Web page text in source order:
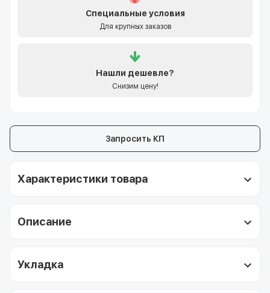
Специальные условия
Для крупных заказов
Нашли дешевле?
Снизим цену!
Запросить КП
Характеристики товара
Описание
Укладка